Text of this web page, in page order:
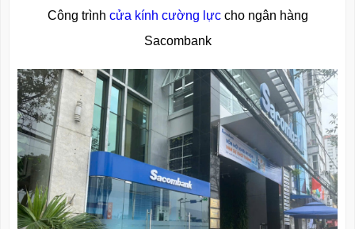
Công trình cửa kính cường lựccho ngân hàng
Sacombank